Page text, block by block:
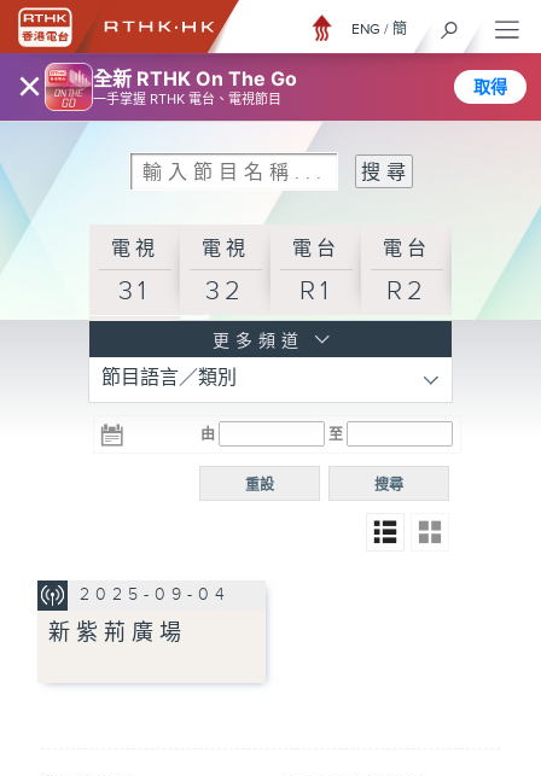
× 全新 RTHK On The Go
一手掌握 RTHK 電台、電視節目
取得
ENG / 簡
電視
31
電視
32
電台
R1
電台
R2
R3
電台 電台
R5
電台
普通
更多頻道
節目語言／類別
由 至
搜尋
重設
2025-09-04
新紫荊廣場